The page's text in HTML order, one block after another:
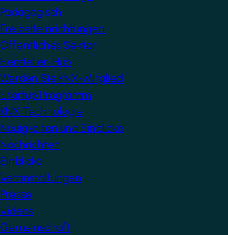
Pädagogisch
Freizeiteinrichtungen
Öffentliches Sektor
Hersteller-Hub
Werden Sie KNX-Mitglied
Startup Programm
KNX Technologie
Neuigkeiten und Einblicke
Nachrichten
Einblicke
Veranstaltungen
Presse
Videos
Gemeinschaft